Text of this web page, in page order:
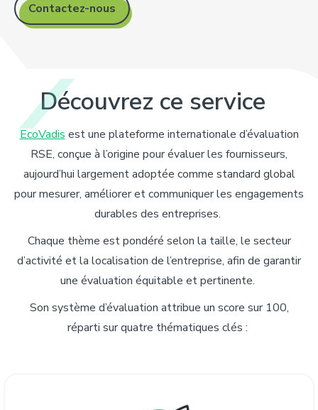
Contactez-nous
Découvrez ce service
EcoVadis est une plateforme internationale d’évaluation
RSE, conçue à l’origine pour évaluer les fournisseurs,
aujourd’hui largement adoptée comme standard global
pour mesurer, améliorer et communiquer les engagements
durables des entreprises.
Chaque thème est pondéré selon la taille, le secteur
d’activité et la localisation de l’entreprise, afin de garantir
une évaluation équitable et pertinente.
Son système d’évaluation attribue un score sur 100,
réparti sur quatre thématiques clés :